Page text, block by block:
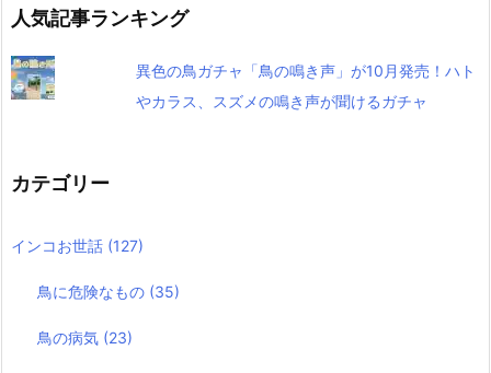
人気記事ランキング
異色の鳥ガチャ「鳥の鳴き声」が10月発売！ハト
やカラス、スズメの鳴き声が聞けるガチャ
カテゴリー
インコお世話 (127)
鳥に危険なもの (35)
鳥の病気 (23)